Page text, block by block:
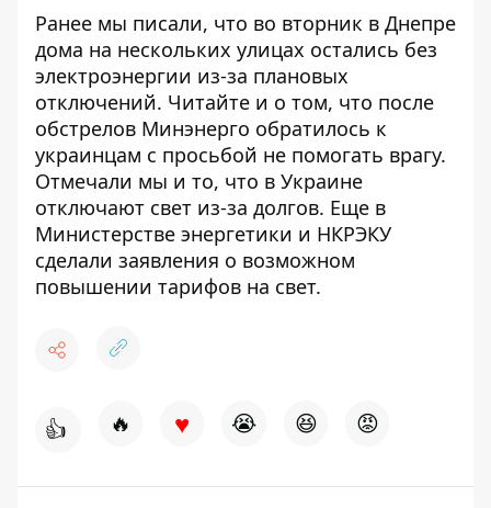
Ранее мы писали, что во вторник в Днепре
дома на нескольких улицах остались без
электроэнергии из-за плановых
отключений. Читайте и о том, что после
обстрелов Минэнерго обратилось к
украинцам с просьбой не помогать врагу.
Отмечали мы и то, что в Украине
отключают свет из-за долгов. Еще в
Министерстве энергетики и НКРЭКУ
сделали заявления о возможном
повышении тарифов на свет.
👍 🔥 ♥ 😭 😆 😡